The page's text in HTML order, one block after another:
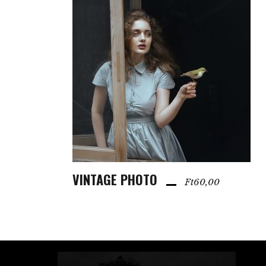
KOSÁRBA TESZEM
VINTAGE PHOTO Ft60,00